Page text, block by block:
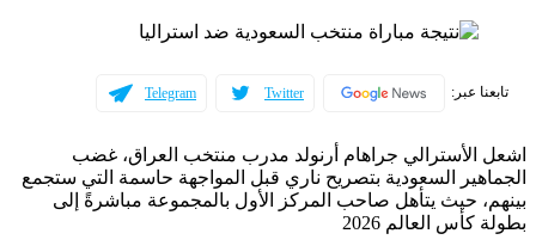
تابعنا عبر: Twitter
Telegram
اشعل الأسترالي جراهام أرنولد مدرب منتخب العراق، غضب
الجماهير السعودية بتصريح ناري قبل المواجهة حاسمة التي ستجمع
بينهم، حيث يتأهل صاحب المركز الأول بالمجموعة مباشرةً إلى
بطولة كأس العالم 2026